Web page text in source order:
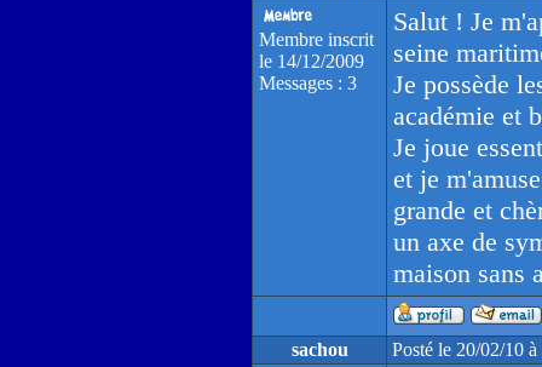
Membre inscrit
le 14/12/2009
Messages : 3
Salut ! Je
seine
Je possède
académie et
Je joue
et je
grande et
un axe de
maison sans
sachou Posté le 20/02/10